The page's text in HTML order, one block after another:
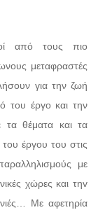
από τους πιο
μεταφραστές
για την ζωή
του έργο και την
θέματα και τα
έργου του στις
με
χώρες και τηv
Με αφετηρία